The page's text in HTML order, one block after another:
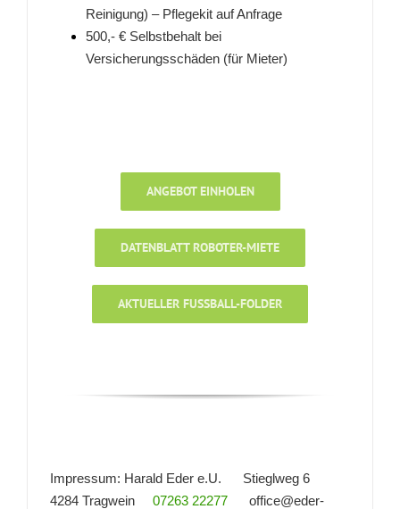
Reinigung) – Pflegekit auf Anfrage
500,- € Selbstbehalt bei
Versicherungsschäden (für Mieter)
ANGEBOT EINHOLEN
DATENBLATT ROBOTER-MIETE
AKTUELLER FUSSBALL-FOLDER
Impressum: Harald Eder e.U. Stieglweg 6
4284 Tragwein
07263 22277
office@eder-